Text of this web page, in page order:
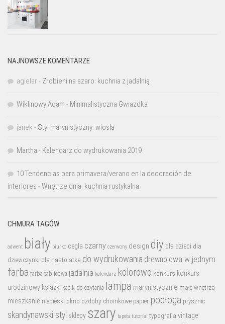
NAJNOWSZE KOMENTARZE
agielar - Zrobieni na szaro: kuchnia z jadalnią
Wiklinowy Adam - Minimalistyczna Gwiazdka
janek - Styl marynistyczny: wiosła
Martha - Kalendarz do wydrukowania 2019
10 Tendencias para primavera/verano en la decoración de
interiores -Wnętrze dnia: kuchnia rustykalna
CHMURA TAGÓW
adwent biały biurko cegła czarny czerwony design diy dla dzieci dla
dziewczynki dla nastolatka do wydrukowania drewno dwa w jednym
farba farba tablicowa jadalnia kalendarz kolorowo konkurs konkurs
urodzinowy książki kącik do czytania lampa marynistycznie małe wnętrza
mieszkanie niebieski okno ozdoby choinkowe papier podłoga prysznic
skandynawski styl sklepy szary tapeta tutorial typografia vintage